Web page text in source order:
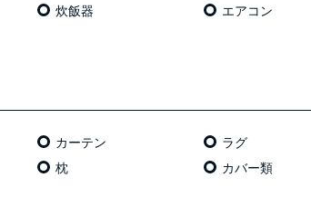
炊飯器
エアコン
カーテン ラグ
枕
カバー類